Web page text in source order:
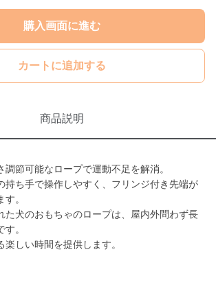
購入画面に進む
カートに追加する
商品説明
節可能なロープで運動不足を解消。
持ち手で操作しやすく、フリンジ付き先端が
。
た犬のおもちゃのロープは、屋内外問わず長
。
しい時間を提供します。